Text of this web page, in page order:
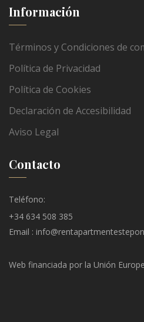
Información
Términos y Condiciones de
Política de Privacidad
Política de Cookies
Declaración de Accesibilidad
Aviso Legal
Contacto
Teléfono:
+34 634 508 385
Email :
Web financiada por la Unión